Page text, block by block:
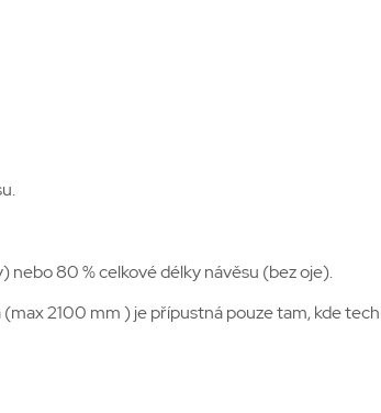
nebo 80 %celkové délky návěsu (bez oje).
(max 2100 mm ) je přípustná pouze tam, kde